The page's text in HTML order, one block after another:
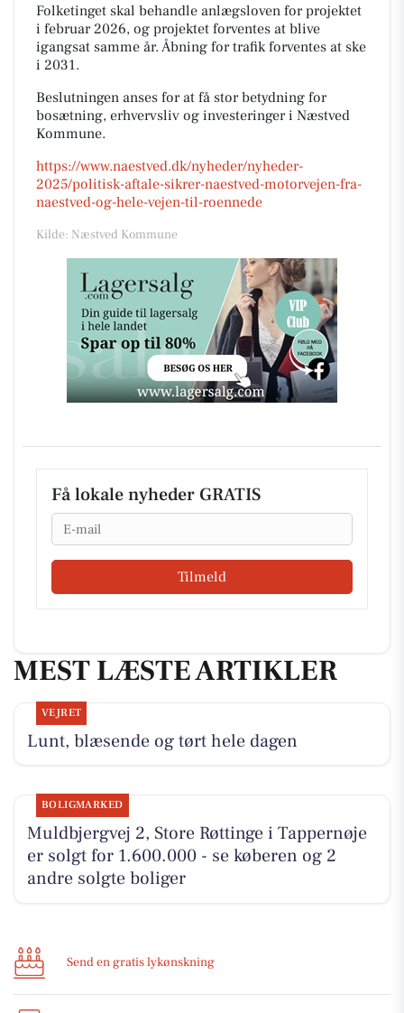
Folketinget skal behandle anlægsloven for projektet
i februar 2026, og projektet forventes at blive
igangsat samme år. Åbning for trafik forventes at ske
i 2031.
Beslutningen anses for at få stor betydning for
bosætning, erhvervsliv og investeringer i Næstved
Kommune.
https://www.naestved.dk/nyheder/nyheder-
2025/politisk-aftale-sikrer-naestved-motorvejen-fra-
naestved-og-hele-vejen-til-roennede
Kilde: Næstved Kommune
Få lokale nyheder GRATIS
Email
Tilmeld
MEST LÆSTE ARTIKLER
VEJRET
Lunt, blæsende og tørt hele dagen
BOLIGMARKED
Muldbjergvej 2, Store Røttinge i Tappernøje
er solgt for 1.600.000 - se køberen og 2
andre solgte boliger
Send en gratis lykønskning